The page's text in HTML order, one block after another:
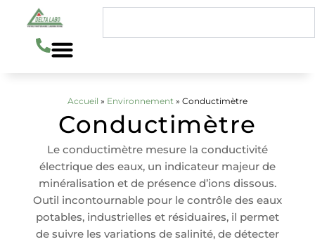
contenu
Accueil » Environnement » Conductimètre
Conductimètre
Le conductimètre mesure la conductivité
électrique des eaux, un indicateur majeur de
minéralisation et de présence d’ions dissous.
Outil incontournable pour le contrôle des eaux
potables, industrielles et résiduaires, il permet
de suivre les variations de salinité, de détecter